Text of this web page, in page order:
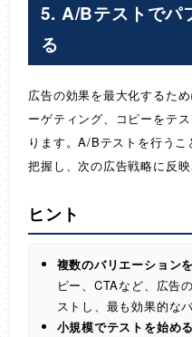
5. A/Bテストでパ
る
広告の効果を最大化するた
ーゲティング、コピーをテ
ります。A/Bテストを行う
把握し、次の広告戦略に反映
ヒント
複数のバリエーション
ピー、CTAなど、広告
ストし、最も効果的な
小規模でテストを始める